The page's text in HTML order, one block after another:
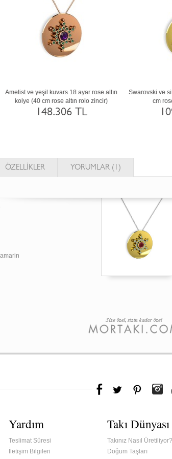
rose
zincir)
Garnet ve peridot 18 ayar altın kolye (40
cm rose altın rolo zincir)
156.094 TL
ÖZELLİKLER YORUMLAR (1)
Yardım
Teslimat Süresi
İletişim Bilgileri
Takı Dünyası
Takınız Nasıl Üretiliyor?
Doğum Taşları